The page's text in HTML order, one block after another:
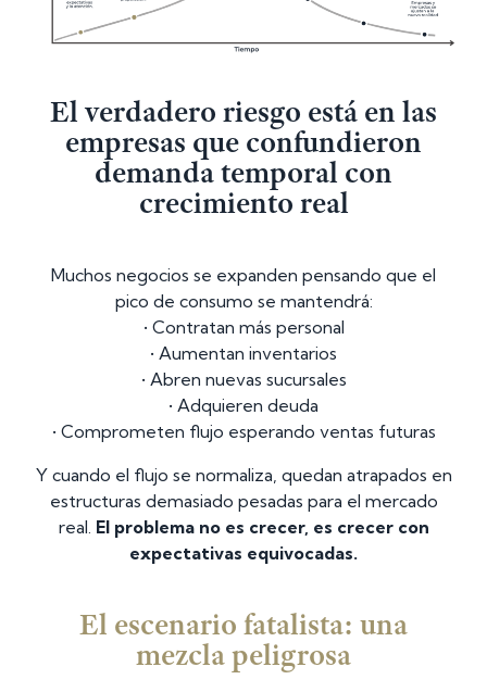
El verdadero riesgo está en las
empresas que confundieron
demanda temporal con
crecimiento real
Muchos negocios se expanden pensando que el
pico de consumo se mantendrá:
• Contratan más personal
• Aumentan inventarios
• Abren nuevas sucursales
• Adquieren deuda
• Comprometen flujo esperando ventas futuras
Y cuando el flujo se normaliza, quedan atrapados en
estructuras demasiado pesadas para el mercado
real. El problema no es crecer, es crecer con
expectativas equivocadas.
El escenario fatalista: una
mezcla peligrosa